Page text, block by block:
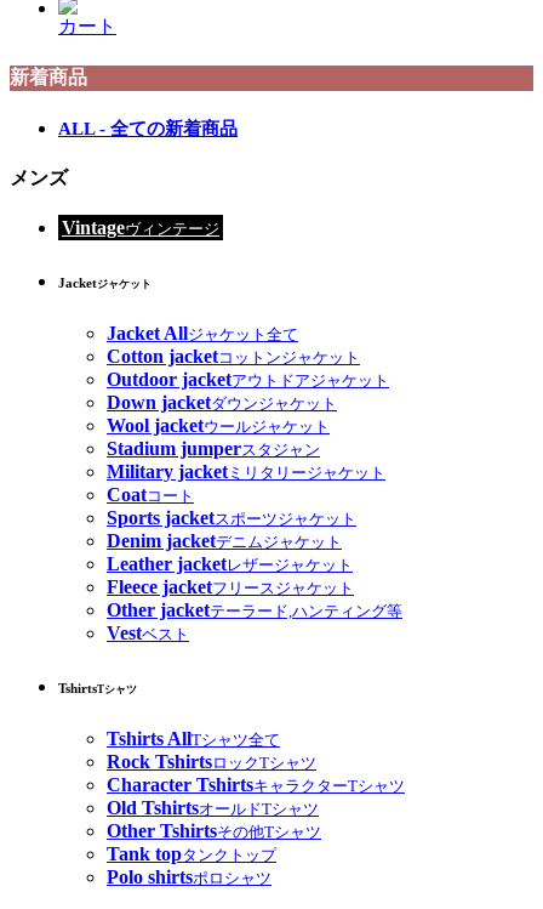
カート
新着商品
ALL - 全ての新着商品
メンズ
Vintageヴィンテージ
Jacketジャケット
Jacket Allジャケット全て
Cotton jacketコットンジャケット
Outdoor jacketアウトドアジャケット
Down jacketダウンジャケット
Wool jacketウールジャケット
Stadium jumperスタジャン
Military jacketミリタリージャケット
Coatコート
Sports jacketスポーツジャケット
Denim jacketデニムジャケット
Leather jacketレザージャケット
Fleece jacketフリースジャケット
Other jacketテーラード,ハンティング等
Vestベスト
TshirtsTシャツ
Tshirts AllTシャツ全て
Rock TshirtsロックTシャツ
Character TshirtsキャラクターTシャツ
Old TshirtsオールドTシャツ
Other Tshirtsその他Tシャツ
Tank topタンクトップ
Polo shirtsポロシャツ